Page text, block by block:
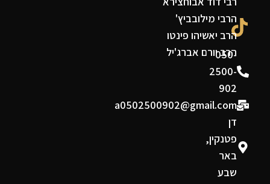
050-
2500-
902
a0502500902@gmail.com
דן
פטנקין,
באר
שבע
הרבי מילובביץ'
הרב יאשיהו פינטו
הרב יורם אברג'יל